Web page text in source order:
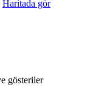
Haritada gör